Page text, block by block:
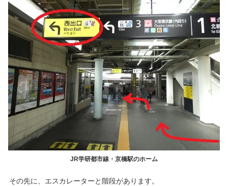
JR学研都市線・京橋駅のホーム
その先に、エスカレーターと階段があります。